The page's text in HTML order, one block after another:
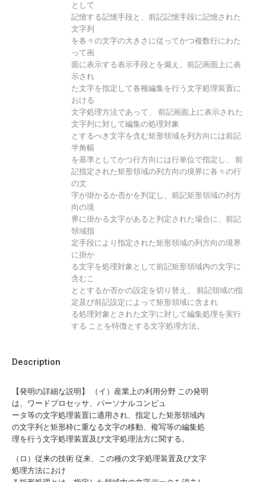
Description
【発明の詳細な説明】 （イ）産業上の利用分野 この発明
は、ワードプロセッサ、パーソナルコンピュ
ータ等の文字処理装置に適用され、指定した矩形領域内
の文字列と矩形枠に重なる文字の移動、複写等の編集処
理を行う文字処理装置及び文字処理法方に関する。
（ロ）従来の技術 従来、この種の文字処理装置及び文字
処理方法におけ
として
記憶する記憶手段と、前記記憶手段に記憶された
文字列
を各々の文字の大きさに従ってかつ複数行にわた
って画
面に表示する表示手段とを備え、前記画面上に表
示され
た文字を指定して各種編集を行う文字処理装置に
おける
文字処理方法であって、 前記画面上に表示された
文字列に対して編集の処理対象
とするべき文字を含む矩形領域を列方向には前記
半角幅
を基準としてかつ行方向には行単位で指定し、 前
記指定された矩形領域の列方向の境界に各々の行
の文
字が掛かるか否かを判定し、前記矩形領域の列方
向の境
界に掛かる文字があると判定された場合に、前記
領域指
定手段により指定された矩形領域の列方向の境界
に掛か
る文字を処理対象として前記矩形領域内の文字に
含むこ
ととするか否かの設定を切り替え、 前記領域の指
定及び前記設定によって矩形領域に含まれ
る処理対象とされた文字に対して編集処理を実行
する ことを特徴とする文字処理方法。